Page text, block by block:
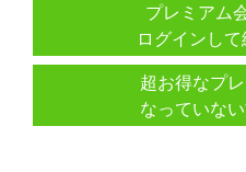
プレミアム
ログインし
超お得なプ
なっていな